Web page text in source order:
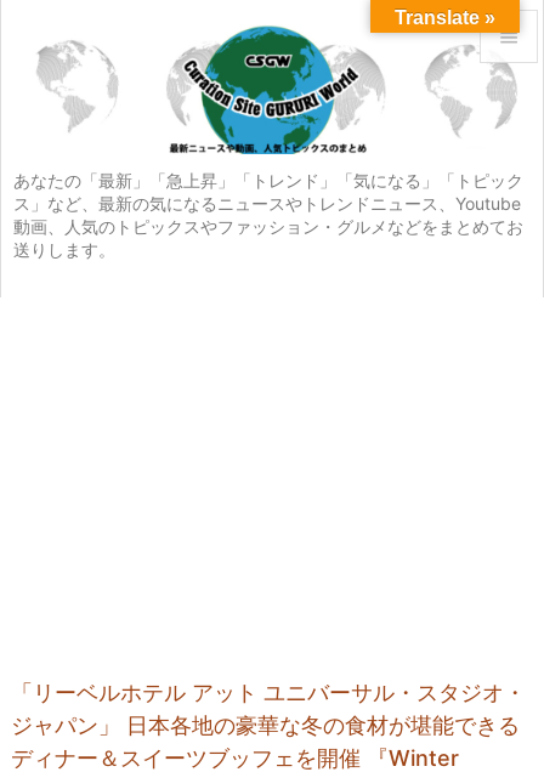
あなたの「最新」「急上昇」「トレンド」「気になる」「トピック
ス」など、最新の気になるニュースやトレンドニュース、Youtube
動画、人気のトピックスやファッション・グルメなどをまとめてお
送りします。


メニュ
サイド

前へ
「リーベルホテル アット ユニバーサル・スタジオ・
ジャパン」 日本各地の豪華な冬の食材が堪能できる
ディナー＆スイーツブッフェを開催 『Winter
Translate »